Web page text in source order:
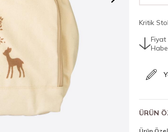
Kritik
Fiyat
ÜRÜN